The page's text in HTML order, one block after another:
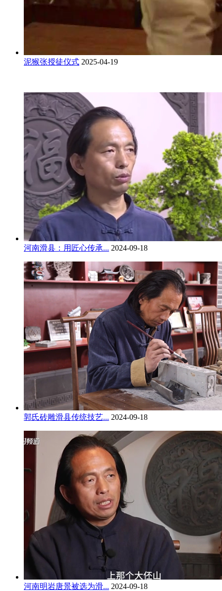
泥猴张授徒仪式 2025-04-19
河南滑县：用匠心传承... 2024-09-18
郭氏砖雕滑县传统技艺... 2024-09-18
河南明岩唐景被选为滑... 2024-09-18